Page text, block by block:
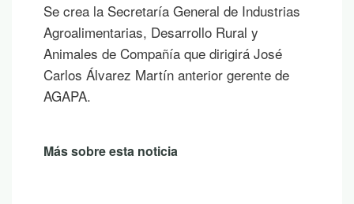
Se crea la Secretaría General de Industrias
Agroalimentarias, Desarrollo Rural y
Animales de Compañía que dirigirá José
Carlos Álvarez Martín anterior gerente de
AGAPA.
Más sobre esta noticia